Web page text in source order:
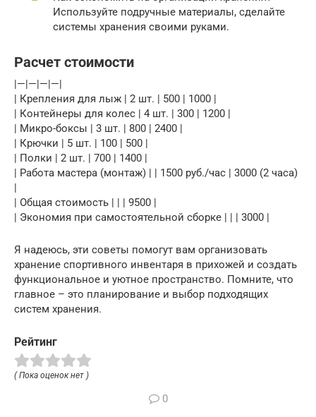
Используйте подручные материалы, сделайте
системы хранения своими руками.
Расчет стоимости
|—|—|—|—|
| Крепления для лыж | 2 шт. | 500 | 1000 |
| Контейнеры для колес | 4 шт. | 300 | 1200 |
| Микро-боксы | 3 шт. | 800 | 2400 |
| Крючки | 5 шт. | 100 | 500 |
| Полки | 2 шт. | 700 | 1400 |
| Работа мастера (монтаж) | | 1500 руб./час | 3000 (2 часа)
|
| Общая стоимость | | | 9500 |
| Экономия при самостоятельной сборке | | | 3000 |
Я надеюсь, эти советы помогут вам организовать
хранение спортивного инвентаря в прихожей и создать
функциональное и уютное пространство. Помните, что
главное – это планирование и выбор подходящих
систем хранения.
Рейтинг
( Пока оценок нет )
0